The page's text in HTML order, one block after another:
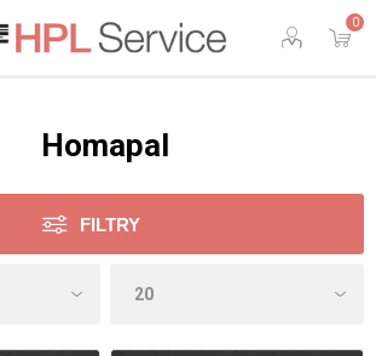
0
Homapal
FILTRY